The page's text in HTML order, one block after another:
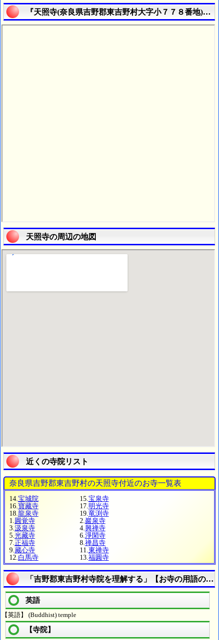
『天照寺(奈良県吉野郡東吉野村大字小７７８番地)』
天照寺の周辺の地図
近くの寺院リスト
奈良県吉野郡東吉野村の天照寺付近のお寺一覧表
14. 宝城院 15. 宝泉寺
16. 寶藏寺 17. 明光寺
18. 龍泉寺 19. 竜渕寺
1.
圓覚寺 2. 巖泉寺
3. 汲泉寺 4. 興禅寺
5. 光藏寺 6. 淨閑寺
7. 正福寺 8. 禅昌寺
9. 藏心寺 11. 東禅寺
12. 白馬寺 13. 福圓寺
「吉野郡東吉野村寺院を理解する」【お寺の用語の疑
英語
【英語】 (Buddhist) temple
【寺院】